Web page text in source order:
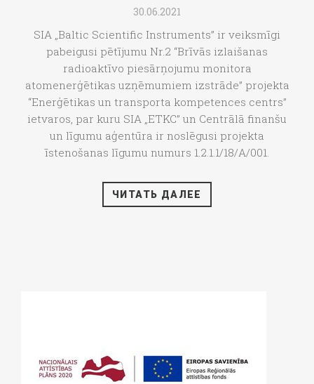
30.06.2021
SIA „Baltic Scientific Instruments” ir veiksmīgi
pabeigusi pētījumu Nr.2 “Brīvās izlaišanas
radioaktīvo piesārņojumu monitora
atomenerģētikas uzņēmumiem izstrāde” projekta
“Enerģētikas un transporta kompetences centrs”
ietvaros, par kuru SIA „ETKC” un Centrālā finanšu
un līgumu aģentūra ir noslēgusi projekta
īstenošanas līgumu numurs 1.2.1.1/18/A/001.
ЧИТАТЬ ДАЛЕЕ